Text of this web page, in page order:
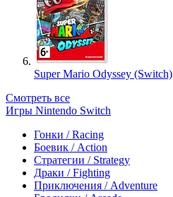
Super Mario Odyssey (Switch)
Смотреть все
Игры Nintendo Switch
Гонки / Racing
Боевик / Action
Стратегии / Strategy
Драки / Fighting
Приключения / Adventure